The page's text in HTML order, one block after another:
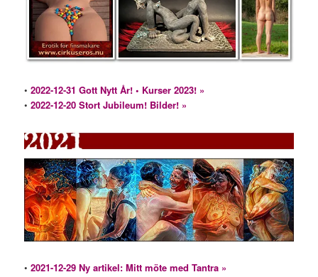
•2022-12-31 Gott Nytt År! • Kurser 2023! »
•2022-12-20 Stort Jubileum! Bilder! »
•2021-12-29 Ny artikel: Mitt möte med Tantra »